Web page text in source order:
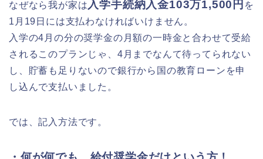
なぜなら我が家は入学手続納入金103万1,500円 を
1月19日には支払わなければいけません。
入学の4月の分の奨学金の月額の一時金と合わせて受給
されるこのプランじゃ、4月までなんて待ってられない
し、貯蓄も足りないので銀行から国の教育ローンを申
し込んで支払いました。
では、記入方法です。